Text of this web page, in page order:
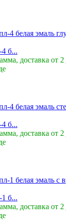
б...
доставка от
б...
доставка от
б...
доставка от